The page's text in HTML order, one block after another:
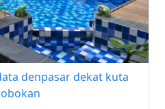
denpasar dekat kuta